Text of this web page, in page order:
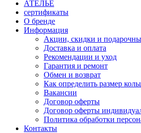
АТЕЛЬЕ
сертификаты
О бренде
Информация
Акции, скидки и
Доставка и оплата
Рекомендации и уход
Гарантия и ремонт
Обмен и возврат
Как определить размер
Вакансии
Договор оферты
Договор оферты
Политика обработки
Контакты